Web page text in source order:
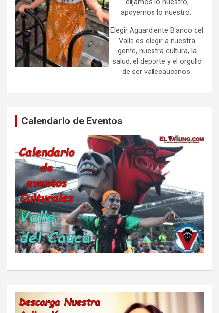
elijamos lo nuestro,
apoyemos lo nuestro.
Elegir Aguardiente Blanco del
Valle es elegir a nuestra
gente, nuestra cultura, la
salud, el deporte y el orgullo
de ser vallecaucanos.
Calendario de Eventos